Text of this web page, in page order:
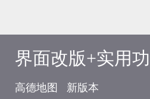
界面改版+实用
高德地图 新版本